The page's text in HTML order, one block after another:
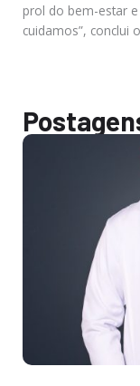
prol do bem-estar
cuidamos”, conclui